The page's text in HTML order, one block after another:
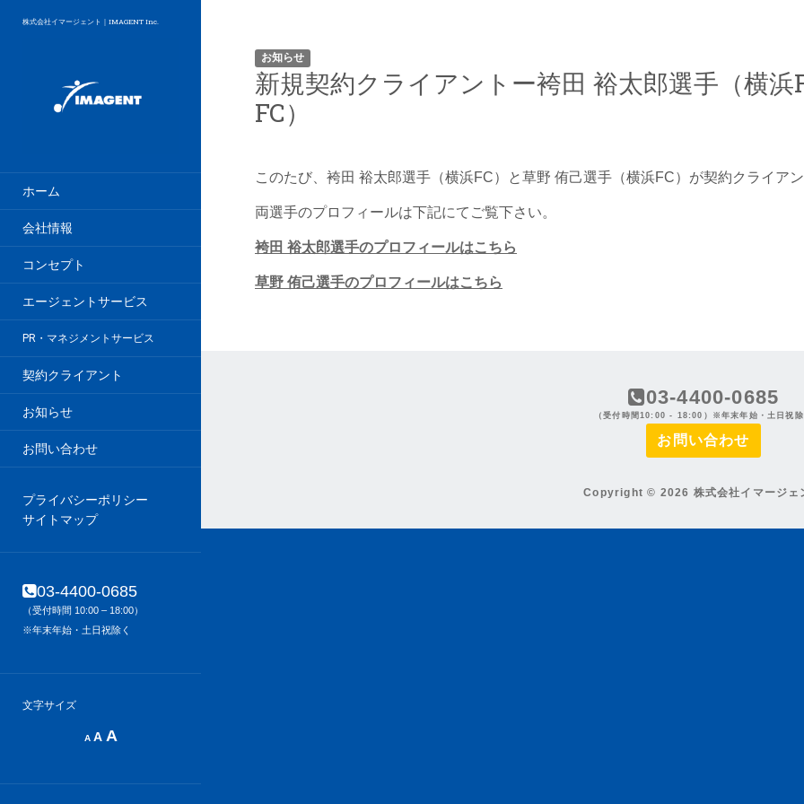
株式会社イマージェント｜IMAGENT Inc.
ホーム
会社情報
コンセプト
エージェントサービス
PR・マネジメントサービス
契約クライアント
お知らせ
お問い合わせ
プライバシーポリシー
サイトマップ
03-4400-0685
（受付時間 10:00 – 18:00）
※年末年始・土日祝除く
文字サイズ
A
Decrease
font
A Reset
AIncrease
size.
お知らせ
新規契約クライアントー袴田 裕太郎選手（横浜
FC）
このたび、袴田 裕太郎選手（横浜FC）と草野 侑己選手（横浜FC）が契約クライア
両選手のプロフィールは下記にてご覧下さい。
袴田 裕太郎選手のプロフィールはこちら
草野 侑己選手のプロフィールはこちら
03-4400-0685
（受付時間10:00 - 18:00）※年末年始・土日祝除
お問い合わせ
Copyright © 2026 株式会社イマージェ